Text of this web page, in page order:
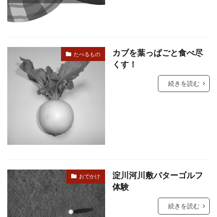
たべるもの
カブを葉っぱごと食べ尽
くす！
続きを読む
おでかけ
淀川河川敷パターゴルフ
体験
続きを読む